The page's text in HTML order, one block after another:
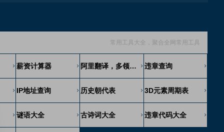
常用工具大全，聚合全网常用工具
薪资计算器 阿里翻译，多领域多语种在线翻译工具 违章查询
IP地址查询 历史朝代表 3D元素周期表
谜语大全 古诗词大全 违章代码大全